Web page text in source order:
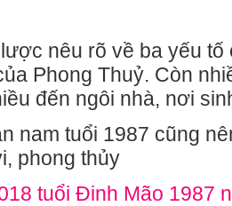
nêu rõ về ba yếu
Phong Thuỷ. Còn
đến ngôi nhà, nơi
nam tuổi 1987 cũng
phong thủy
tuổi Đinh Mão 1987